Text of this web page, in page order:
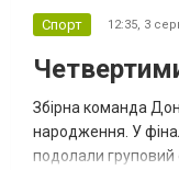
Спорт 12:35, 3
Збірна команда
народження. У
подолали груповий